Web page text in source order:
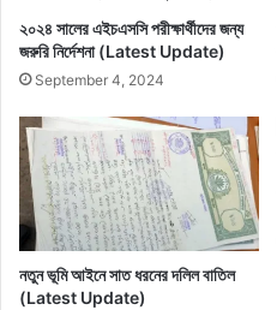
২০২৪ সালের এইচএসসি পরীক্ষার্থীদের জন্য
জরুরি নির্দেশনা (Latest Update)
September 4, 2024
নতুন ভূমি আইনে সাত ধরনের দলিল বাতিল
(Latest Update)